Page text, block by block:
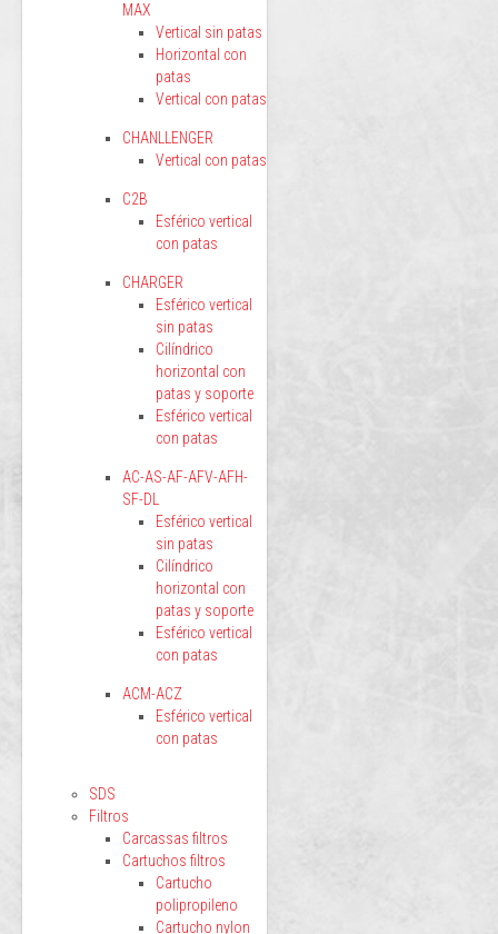
MAX
Vertical sin patas
Horizontal con
patas
Vertical con patas
CHANLLENGER
Vertical con patas
C2B
Esférico vertical
con patas
CHARGER
Esférico vertical
sin patas
Cilíndrico
horizontal con
patas y soporte
Esférico vertical
con patas
AC-AS-AF-AFV-AFH-
SF-DL
Esférico vertical
sin patas
Cilíndrico
horizontal con
patas y soporte
Esférico vertical
con patas
ACM-ACZ
Esférico vertical
con patas
SDS
Filtros
Carcassas filtros
Cartuchos filtros
Cartucho
polipropileno
Cartucho nylon